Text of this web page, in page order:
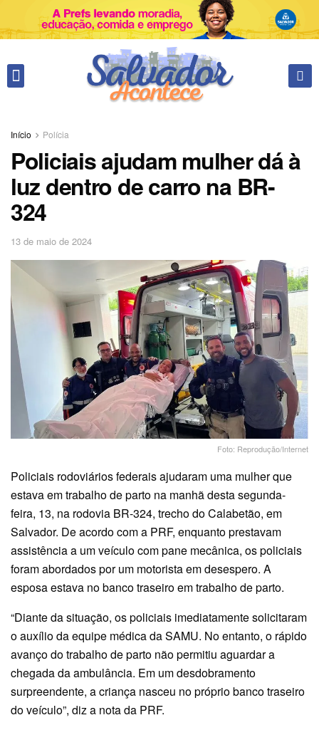
Início Polícia
Policiais ajudam mulher dá à
luz dentro de carro na BR-
324
13 de maio de 2024
Foto: Reprodução/Internet
Policiais rodoviários federais ajudaram uma mulher que
estava em trabalho de parto na manhã desta segunda-
feira, 13, na rodovia BR-324, trecho do Calabetão, em
Salvador. De acordo com a PRF, enquanto prestavam
assistência a um veículo com pane mecânica, os policiais
foram abordados por um motorista em desespero. A
esposa estava no banco traseiro em trabalho de parto.
“Diante da situação, os policiais imediatamente solicitaram
o auxílio da equipe médica da SAMU. No entanto, o rápido
avanço do trabalho de parto não permitiu aguardar a
chegada da ambulância. Em um desdobramento
surpreendente, a criança nasceu no próprio banco traseiro
do veículo”, diz a nota da PRF.